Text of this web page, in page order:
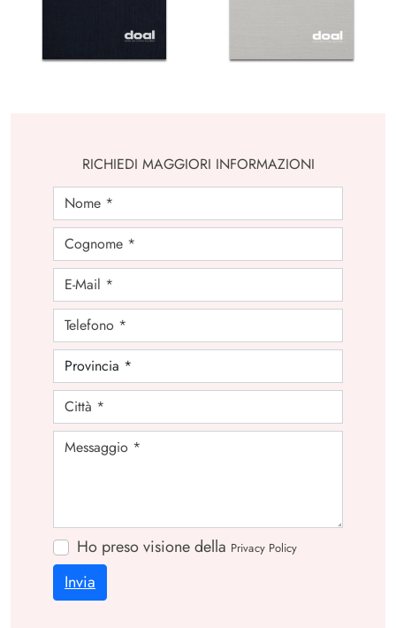
RICHIEDI MAGGIORI INFORMAZIONI
Ho preso visione della Privacy Policy
Invia